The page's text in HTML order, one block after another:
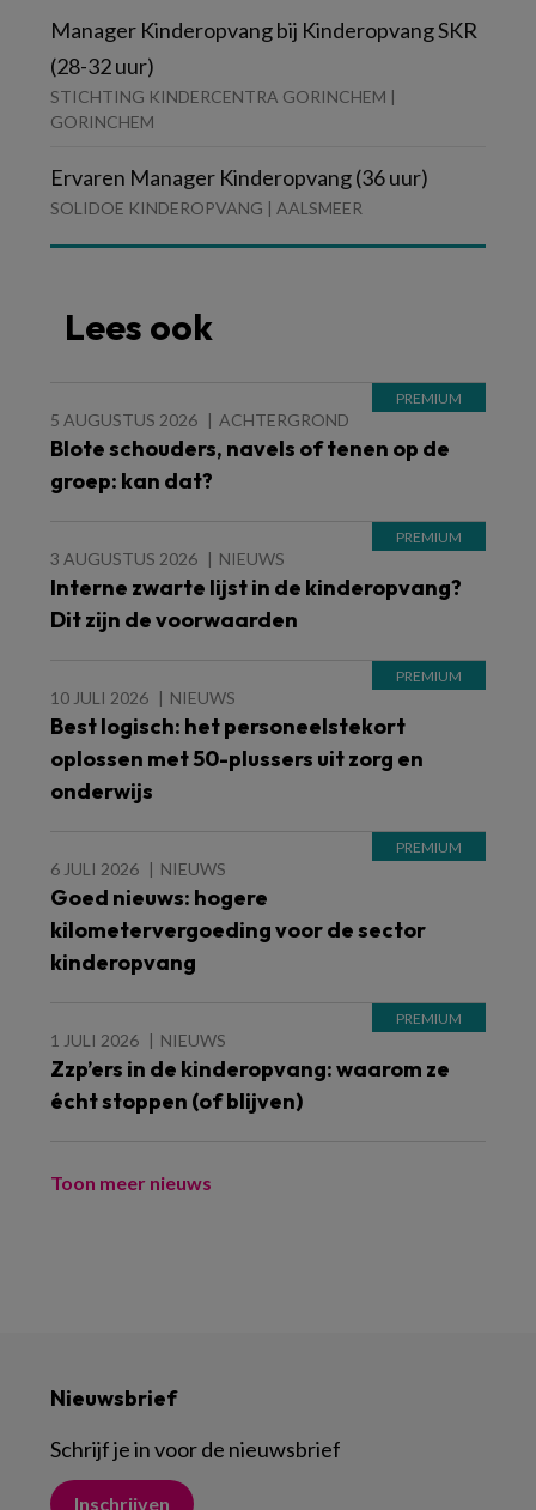
Manager Kinderopvang bij Kinderopvang SKR
(28-32 uur)
STICHTING KINDERCENTRA GORINCHEM |
GORINCHEM
Ervaren Manager Kinderopvang (36 uur)
SOLIDOE KINDEROPVANG | AALSMEER
Lees ook
5 AUGUSTUS 2026 ACHTERGROND
Blote schouders, navels of tenen op de
groep: kan dat?
3 AUGUSTUS 2026 NIEUWS
Interne zwarte lijst in de kinderopvang?
Dit zijn de voorwaarden
10 JULI 2026 NIEUWS
Best logisch: het personeelstekort
oplossen met 50-plussers uit zorg en
onderwijs
6 JULI 2026 NIEUWS
Goed nieuws: hogere
kilometervergoeding voor de sector
kinderopvang
1 JULI 2026 NIEUWS
Zzp’ers in de kinderopvang: waarom ze
écht stoppen (of blijven)
Toon meer nieuws
Nieuwsbrief
Schrijf je in voor de nieuwsbrief
Inschrijven